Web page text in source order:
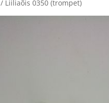
/ Liiliaõis 0350 (trompet)